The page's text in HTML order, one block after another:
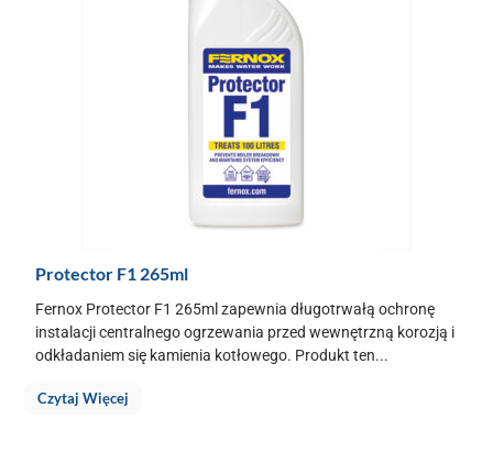
Protector F1 265ml
Fernox Protector F1 265ml zapewnia długotrwałą ochronę
instalacji centralnego ogrzewania przed wewnętrzną korozją i
odkładaniem się kamienia kotłowego. Produkt ten...
Czytaj Więcej